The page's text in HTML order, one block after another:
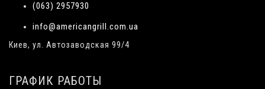
(063) 2957930
info@americangrill.com.ua
Киев, ул. Автозаводская 99/4
ГРАФИК РАБОТЫ